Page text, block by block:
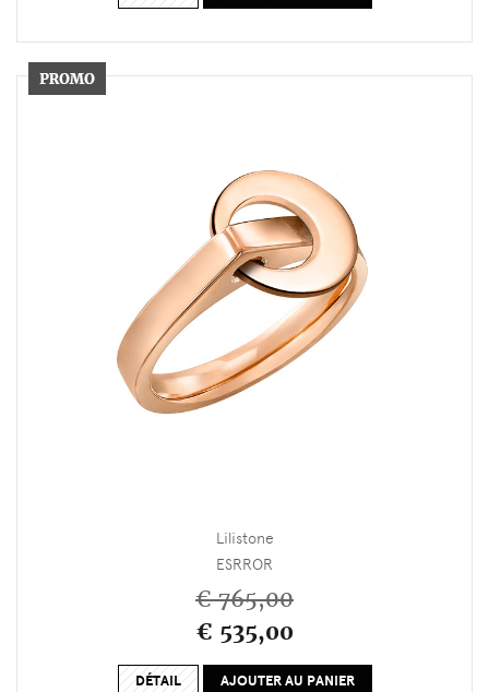
Lilistone
ESRROR
€ 765,00
€ 535,00
DÉTAIL AJOUTER AU PANIER